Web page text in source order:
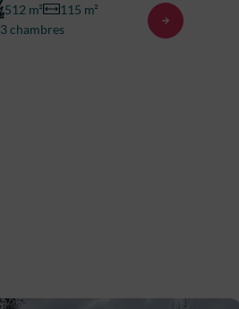
512 m²
115 m²
3 chambres